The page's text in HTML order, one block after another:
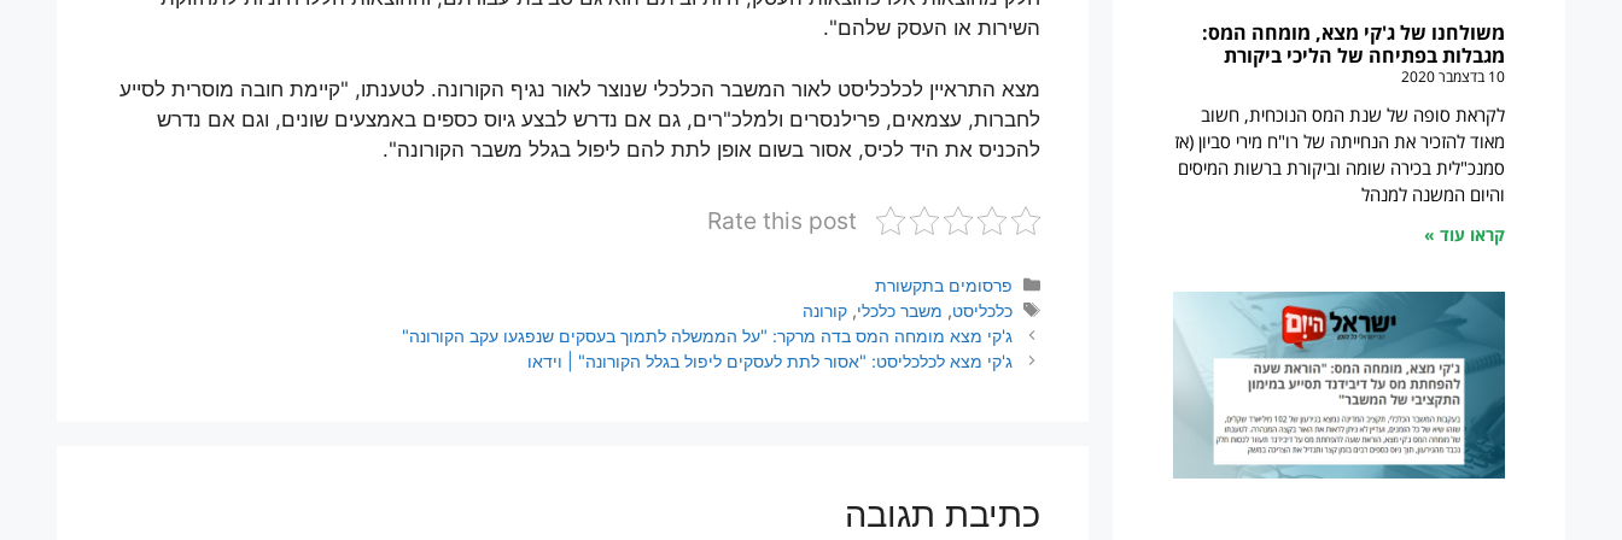
השירות או העסק שלהם".
מצא התראיין לכלכליסט לאור המשבר הכלכלי שנוצר לאור נגיף הקורונה. לטענתו, "קיימת חובה מוסרית לסייע
לחברות, עצמאים, פרילנסרים ולמלכ"רים, גם אם נדרש לבצע גיוס כספים באמצעים שונים, וגם אם נדרש
להכניס את היד לכיס, אסור בשום אופן לתת להם ליפול בגלל משבר הקורונה".
Rate this post
פרסומים בתקשורת
כלכליסט, משבר כלכלי,קורונה
ג'קי מצא מומחה המס בדה מרקר: "על הממשלה לתמוך בעסקים שנפגעו עקב הקורונה"
ג'קי מצא לכלכליסט: "אסור לתת לעסקים ליפול בגלל הקורונה" | וידאו
כתיבת תגובה
משולחנו של ג'קי מצא, מומחה המס:
מגבלות בפתיחה של הליכי ביקורת
10 בדצמבר 2020
לקראת סופה של שנת המס הנוכחית, חשוב
מאוד להזכיר את הנחייתה של רו"ח מירי סביון (אז
סמנכ"לית בכירה שומה וביקורת ברשות המיסים
והיום המשנה למנהל
קראו עוד »